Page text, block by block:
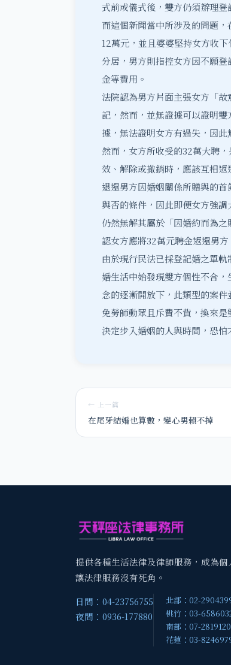
式前或儀式後，雙方仍須辦理登
而這個新聞當中所涉及的問題
12萬元，並且婆婆堅持女方收
分居，男方則指控女方因不願
金等費用。
法院認為男方片面主張女方「
記，然而，並無證據可以證明
據，無法證明女方有過失，因
然而，女方所收受的32萬大聘
效、解除或撤銷時，應該互相
退還男方因婚姻關係所贈與的
與否的條件，因此即便女方強
仍然無解其屬於「因婚約而為
認女方應將32萬元聘金返還男方
由於現行民法已採登記婚之單
婚生活中始發現雙方個性不合
念的逐漸開放下，此類型的案
免勞師動眾且斥費不貲，換來
決定步入婚姻的人與時間，恐怕
← 上一篇
在尾牙結婚也算數，變心男賴不掉
提供各種生活法律及律師服務，成為個
讓法律服務沒有死角。
日間：04-23756755
夜間：0936-177880
北部：02-
桃竹：03-
南部：07-2819120
花蓮：03-